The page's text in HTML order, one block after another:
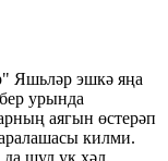
Яшьләр эшкә яңа
урында
аягын өстерәп
килми.
да шул ук хәл,